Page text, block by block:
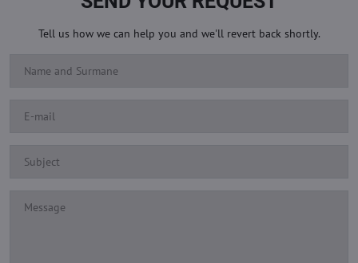
Tell us how we can help you and we'll revert back shortly.